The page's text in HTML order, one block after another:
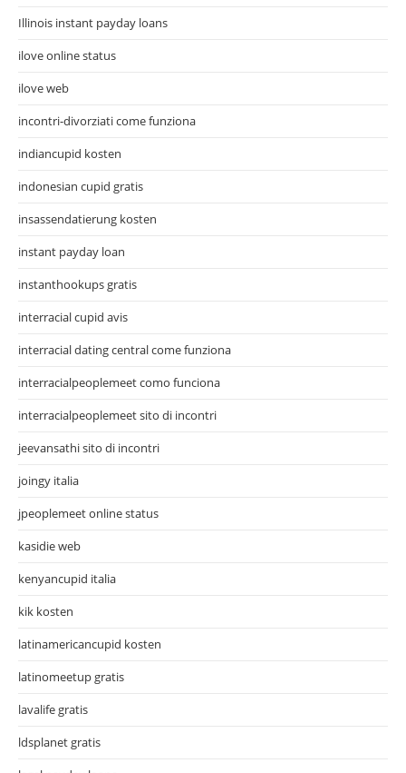
Illinois instant payday loans
ilove online status
ilove web
incontri-divorziati come funziona
indiancupid kosten
indonesian cupid gratis
insassendatierung kosten
instant payday loan
instanthookups gratis
interracial cupid avis
interracial dating central come funziona
interracialpeoplemeet como funciona
interracialpeoplemeet sito di incontri
jeevansathi sito di incontri
joingy italia
jpeoplemeet online status
kasidie web
kenyancupid italia
kik kosten
latinamericancupid kosten
latinomeetup gratis
lavalife gratis
ldsplanet gratis